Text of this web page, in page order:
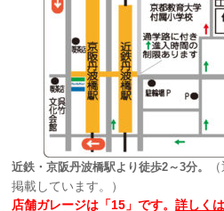
近鉄・京阪丹波橋駅より徒歩2～3分。
掲載しています。）
店舗ガレージは「15」です。詳しく